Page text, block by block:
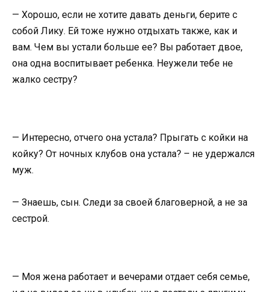
— Хорошо, если не хотите давать деньги, берите с
собой Лику. Ей тоже нужно отдыхать также, как и
вам. Чем вы устали больше ее? Вы работает двое,
она одна воспитывает ребенка. Неужели тебе не
жалко сестру?
— Интересно, отчего она устала? Прыгать с койки на
койку? От ночных клубов она устала? – не удержался
муж.
— Знаешь, сын. Следи за своей благоверной, а не за
сестрой.
— Моя жена работает и вечерами отдает себя семье,